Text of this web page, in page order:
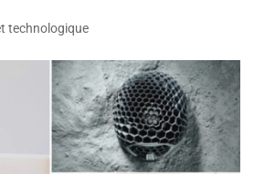
technologique